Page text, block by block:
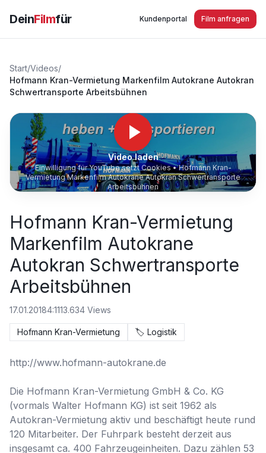
DeinFilmfür Kundenportal Film anfragen
Start/Videos/
Hofmann Kran-Vermietung Markenfilm Autokrane Autokran
Schwertransporte Arbeitsbühnen
Video laden
Einwilligung für YouTube setzt Cookies •Hofmann Kran-
Vermietung Markenfilm Autokrane Autokran Schwertransporte
Arbeitsbühnen
Hofmann Kran-Vermietung
Markenfilm Autokrane
Autokran Schwertransporte
Arbeitsbühnen
17.01.20184:1113.634 Views
Hofmann Kran-Vermietung 🏷️ Logistik
http://www.hofmann-autokrane.de
Die Hofmann Kran-Vermietung GmbH & Co. KG
(vormals Walter Hofmann KG) ist seit 1962 als
Autokran-Vermietung aktiv und beschäftigt heute rund
120 Mitarbeiter. Der Fuhrpark besteht derzeit aus
insgesamt ca. 400 Fahrzeugeinheiten. Dazu zählen 53